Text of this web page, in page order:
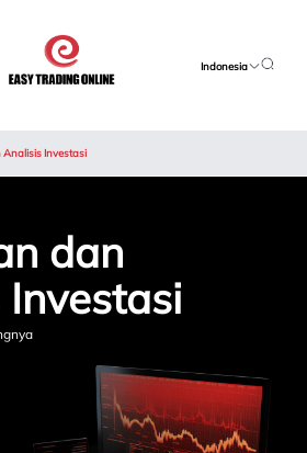
Indonesia
Analisis Investasi
dan